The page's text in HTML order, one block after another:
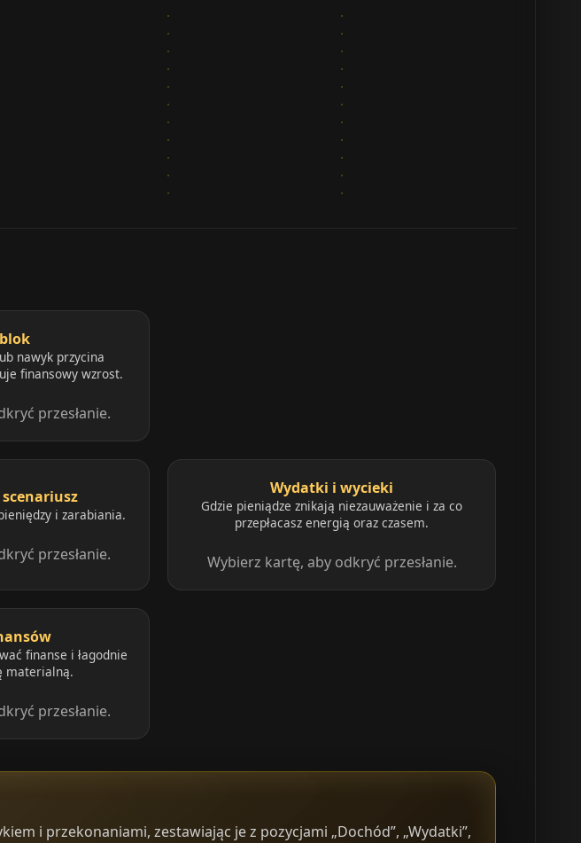
i zarabiania.
przesłanie.
Wydatki i wycieki
Gdzie pieniądze znikają niezauważenie i za co
przepłacasz energią oraz czasem.
Wybierz kartę, aby odkryć przesłanie.
nawyk przycina
finansowy wzrost.
przesłanie.
finanse i łagodnie
materialną.
przesłanie.
i przekonaniami, zestawiając je z pozycjami „Dochód”, „Wydatki”,